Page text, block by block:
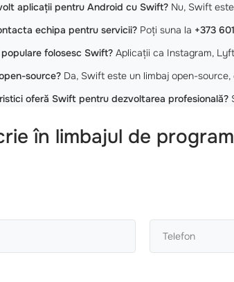
aplicații pentru Android cu Swift? Nu, Swift
echipa pentru servicii? Poți suna la +373
folosesc Swift? Aplicații ca Instagram,
source? Da, Swift este un limbaj open-
oferă Swift pentru dezvoltarea profesională?
în limbajul de